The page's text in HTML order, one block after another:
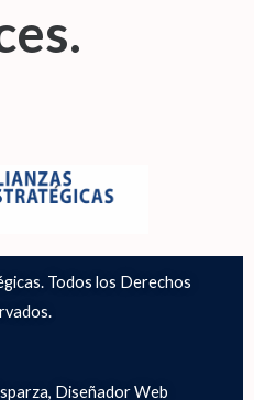
Todos los Derechos
Diseñador Web